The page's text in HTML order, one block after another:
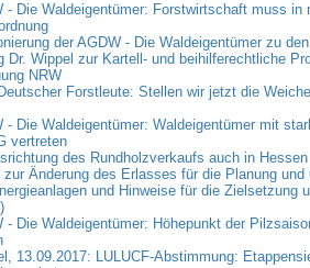
- Die Waldeigentümer: Forstwirtschaft muss in
der AGDW - Die Waldeigentümer zu
Dr. Wippel zur Kartell- und beihilferechtliche
NRW
Forstleute: Stellen wir jetzt die
- Die Waldeigentümer: Waldeigentümer mit
vertreten
des Rundholzverkaufs auch in Hessen
zur Änderung des Erlasses für die Planung und
und Hinweise für die Zielsetzung
- Die Waldeigentümer: Höhepunkt der
13.09.2017: LULUCF-Abstimmung: